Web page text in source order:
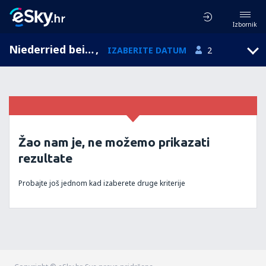
Izbornik
Niederried bei Interlaken, Bern, Švicarska, IZABERITE DATUM 2
Žao nam je, ne možemo prikazati
rezultate
Probajte još jednom kad izaberete druge kriterije